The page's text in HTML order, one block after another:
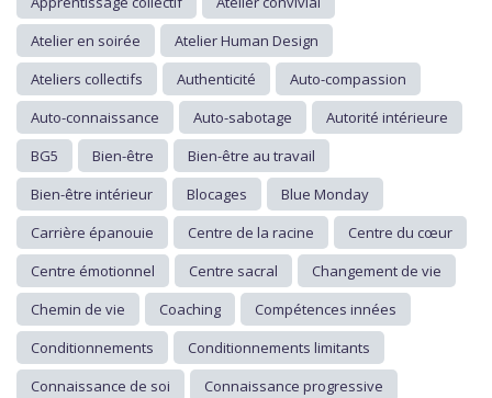
Atelier en soirée
Atelier Human Design
Ateliers collectifs
Authenticité
Auto-compassion
Auto-connaissance
Auto-sabotage
Autorité intérieure
BG5
Bien-être
Bien-être au travail
Bien-être intérieur
Blocages
Blue Monday
Carrière épanouie
Centre de la racine
Centre du cœur
Centre émotionnel
Centre sacral
Changement de vie
Chemin de vie
Coaching
Compétences innées
Conditionnements
Conditionnements limitants
Connaissance de soi
Connaissance progressive